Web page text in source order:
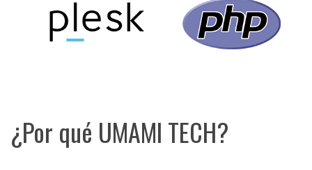
¿Por qué UMAMI TECH?